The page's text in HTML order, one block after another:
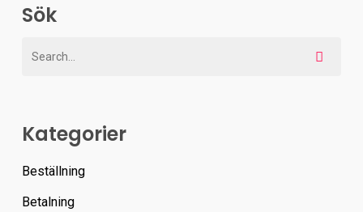
Sök
Kategorier
Beställning
Betalning